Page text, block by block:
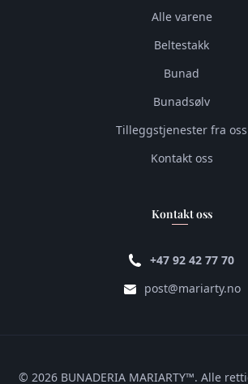
Alle varene
Beltestakk
Bunad
Bunadsølv
Tilleggstjenester fra oss
Kontakt oss
Kontakt oss
+47 92 42 77 70
post@mariarty.no
© 2026 BUNADERIA MARIARTY™. Alle